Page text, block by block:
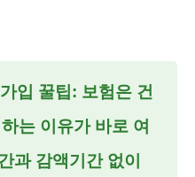
가입 꿀팁: 보험은 건
는 이유가 바로 여
과 감액기간 없이